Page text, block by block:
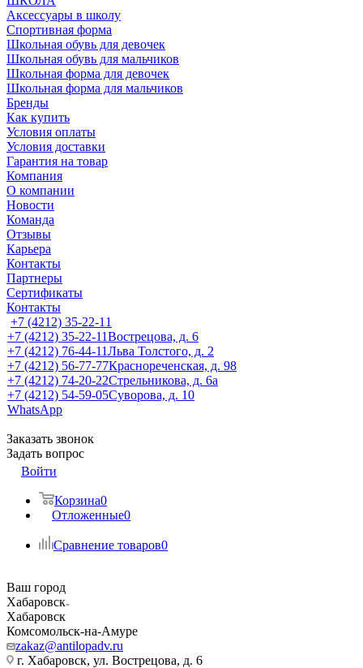
Аксессуары в школу
Спортивная форма
Школьная обувь для девочек
Школьная обувь для мальчиков
Школьная форма для девочек
Школьная форма для мальчиков
Бренды
Как купить
Условия оплаты
Условия доставки
Гарантия на товар
Компания
О компании
Новости
Команда
Отзывы
Карьера
Контакты
Партнеры
Сертификаты
Контакты
+7 (4212) 35-22-11
+7 (4212) 35-22-11Вострецова, д. 6
+7 (4212) 76-44-11Льва Толстого, д. 2
+7 (4212) 56-77-77Краснореченская, д. 98
+7 (4212) 74-20-22Стрельникова, д. 6а
+7 (4212) 54-59-05Суворова, д. 10
WhatsApp
Заказать звонок
Задать вопрос
Войти
Корзина0
Отложенные0
Сравнение товаров0
Ваш город
Хабаровск
Хабаровск
Комсомольск-на-Амуре
zakaz@antilopadv.ru
г. Хабаровск, ул. Вострецова, д. 6